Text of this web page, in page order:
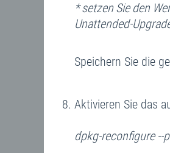
* setzen Sie den
Unattended-
Speichern Sie die
Aktivieren Sie das
dpkg-reconfigure --